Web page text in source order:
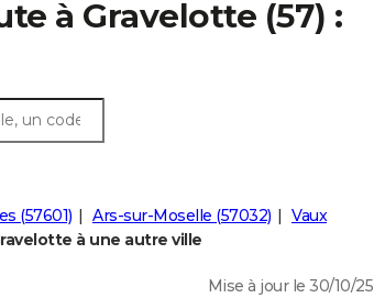
à Gravelotte (57) :
(57601) Ars-sur-Moselle (57032)
Vaux
à une autre ville
Mise à jour le 30/10/25